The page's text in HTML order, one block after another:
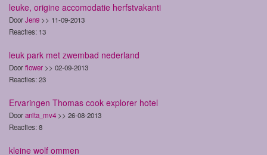
leuke, origine accomodatie herfstvakanti
DoorJen9 >> 11-09-2013
Reacties: 13
leuk park met zwembad nederland
Doorflower >> 02-09-2013
Reacties: 23
Ervaringen Thomas cook explorer hotel
Dooranita_mv4 >> 26-08-2013
Reacties: 8
kleine wolf ommen